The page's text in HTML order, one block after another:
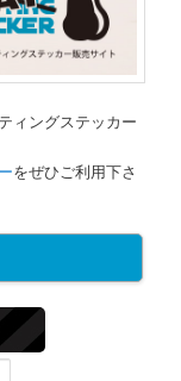
ィングステッカー
をぜひご利用下さ